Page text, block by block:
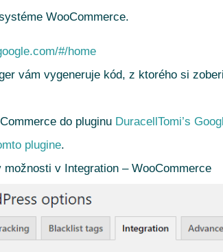
WooCommerce.
#/home
vám vygeneruje kód, z ktorého si
do pluginu DuracellTomi’s
plugine.
v Integration – WooCommerce